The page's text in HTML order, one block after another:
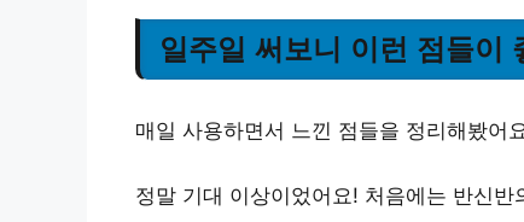
일주일 써보니 이런 점들이
매일 사용하면서 느낀 점들을 정리해봤어
정말 기대 이상이었어요! 처음에는 반신